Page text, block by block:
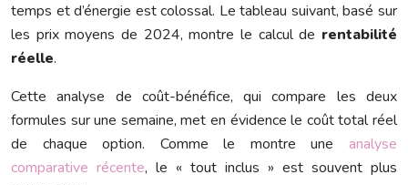
temps et d’énergie est colossal. Le tableau suivant, basé sur
les prix moyens de 2024, montre le calcul de rentabilité
réelle.
Cette analyse de coût-bénéfice, qui compare les deux
formules sur une semaine, met en évidence le coût total réel
de chaque option. Comme le montre une analyse
comparative récente, le « tout inclus » est souvent plus